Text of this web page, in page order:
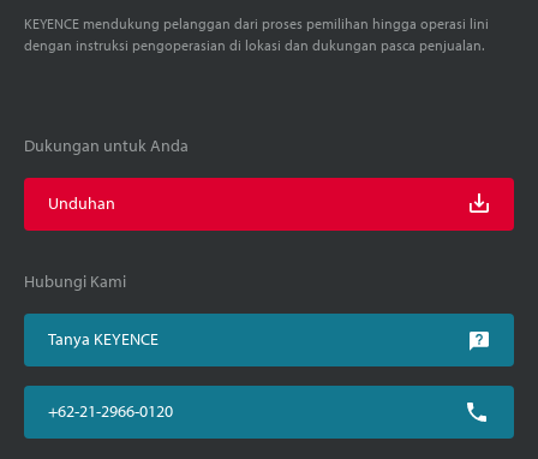
KEYENCE mendukung pelanggan dari proses pemilihan hingga operasi lini
dengan instruksi pengoperasian di lokasi dan dukungan pasca penjualan.
Dukungan untuk Anda
Unduhan
Hubungi Kami
Tanya KEYENCE
+62-21-2966-0120